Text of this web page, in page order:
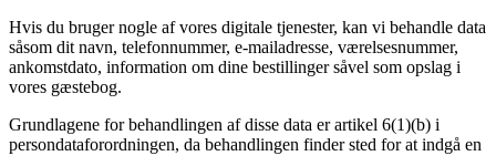
Hvis du bruger nogle af vores digitale tjenester, kan vi behandle data
såsom dit navn, telefonnummer, e-mailadresse, værelsesnummer,
ankomstdato, information om dine bestillinger såvel som opslag i
vores gæstebog.
Grundlagene for behandlingen af disse data er artikel 6(1)(b) i
persondataforordningen, da behandlingen finder sted for at indgå en